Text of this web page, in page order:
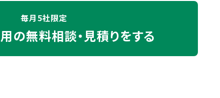
毎月5社限定
の無料相談・見積りをする